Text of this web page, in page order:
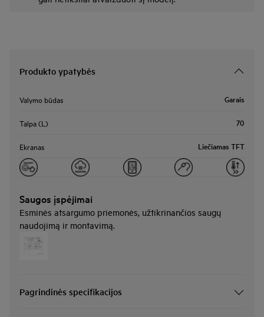
Produkto ypatybės
Valymo būdas Garais
Talpa (L) 70
Ekranas Liečiamas TFT
Saugos įspėjimai
Esminės atsargumo priemonės, užtikrinančios saugų
naudojimą ir montavimą.
Pagrindinės specifikacijos